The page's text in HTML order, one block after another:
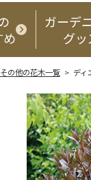
め
ガーデ
グッ
その他の花木一覧> ディ